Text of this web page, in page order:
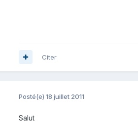
Citer
Posté(e) 18 juillet 2011
Salut